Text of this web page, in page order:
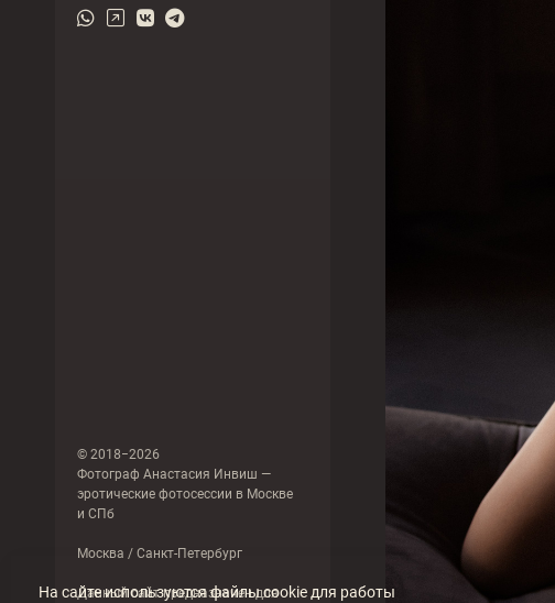
© 2018−2026
Фотограф Анастасия Инвиш —
эротические фотосессии в Москве
и СПб
Москва / Санкт-Петербург
Данный сайт предназначен для
На сайте используются файлы cookie для работы